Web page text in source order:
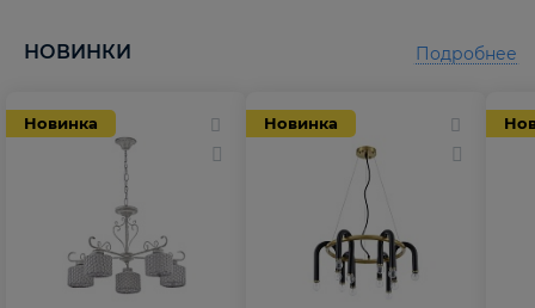
НОВИНКИ
Новинка Новинка
Подробнее